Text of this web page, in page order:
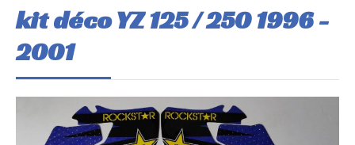
kit déco YZ 125 / 250 1996 -
2001